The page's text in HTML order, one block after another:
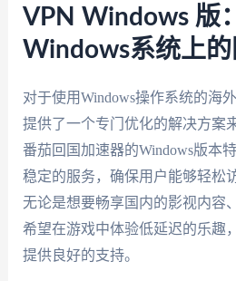
VPN Windows 版
Windows系统上
对于使用Windows操作系统的海外
提供了一个专门优化的解决方案
番茄回国加速器的Windows版本
稳定的服务，确保用户能够轻松
无论是想要畅享国内的影视内容
希望在游戏中体验低延迟的乐趣
提供良好的支持。